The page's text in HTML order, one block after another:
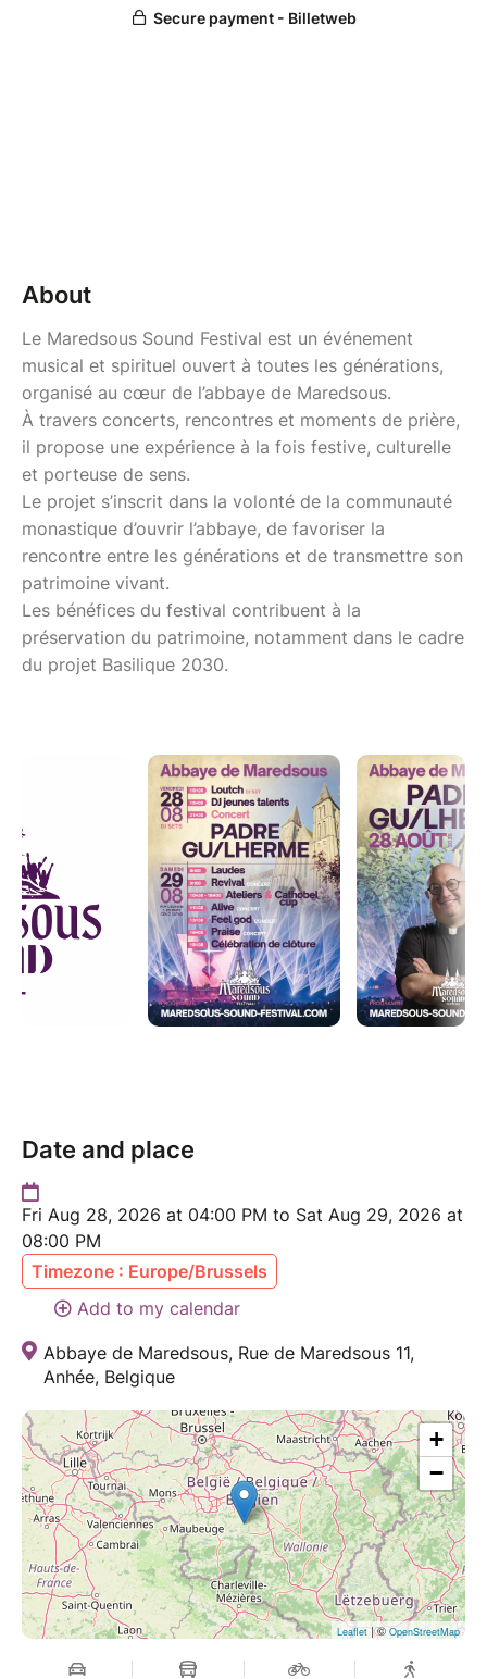
About
Le Maredsous Sound Festival est un événement
musical et spirituel ouvert à toutes les générations,
organisé au cœur de l’abbaye de Maredsous.
À travers concerts, rencontres et moments de prière,
il propose une expérience à la fois festive, culturelle
et porteuse de sens.
Le projet s’inscrit dans la volonté de la communauté
monastique d’ouvrir l’abbaye, de favoriser la
rencontre entre les générations et de transmettre son
patrimoine vivant.
Les bénéfices du festival contribuent à la
préservation du patrimoine, notamment dans le cadre
du projet Basilique 2030.
Date and place
Fri Aug 28, 2026 at 04:00 PM to Sat Aug 29, 2026 at
08:00 PM
Timezone : Europe/Brussels
Add to my calendar
Abbaye de Maredsous, Rue de Maredsous 11,
Anhée, Belgique
+
−
Leaflet| ©OpenStreetMap